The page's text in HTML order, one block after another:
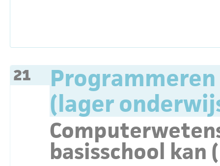
21
(lager
basisschool kan